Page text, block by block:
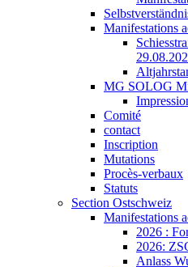
Manifestations
MG SOLOG
Comité
contact
Inscription
Mutations
Procès-verbaux
Statuts
Section Ostschweiz
Manifestations
2026 :
2026:
Anlass